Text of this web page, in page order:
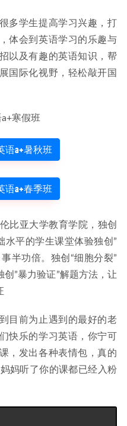
多学生提高学习兴趣，打
体会到英语学习的乐趣与
以及有趣的英语知识，帮
国际化视野，轻松敲开国
寒假班
语a+暑秋班
语a+春季班
比亚大学教育学院，独创
水平的学生课堂体验独创”
半功倍。独创“细胞分裂”
”暴力验证”解题方法，让
目前为止遇到的最好的老
快乐的学习英语，你宁可
，发出各种表情包，真的
妈听了你的课都已经入粉